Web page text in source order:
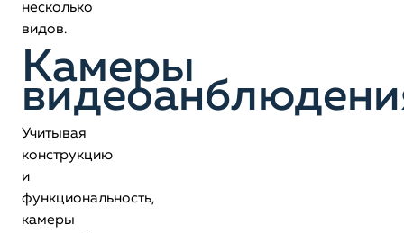
несколько
видов.
Камеры
Учитывая
конструкцию
и
функциональность,
камеры